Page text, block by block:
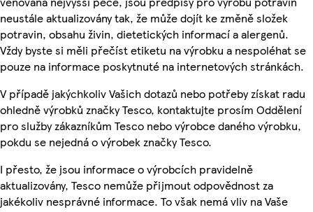
neustále aktualizovány tak, že může dojít ke změně složek
potravin, obsahu živin, dietetických informací a alergenů.
Vždy byste si měli přečíst etiketu na výrobku a nespoléhat se
pouze na informace poskytnuté na internetových stránkách.
V případě jakýchkoliv Vašich dotazů nebo potřeby získat radu
ohledně výrobků značky Tesco, kontaktujte prosím Oddělení
pro služby zákazníkům Tesco nebo výrobce daného výrobku,
pokdu se nejedná o výrobek značky Tesco.
I přesto, že jsou informace o výrobcích pravidelně
aktualizovány, Tesco nemůže přijmout odpovědnost za
jakékoliv nesprávné informace. To však nemá vliv na Vaše